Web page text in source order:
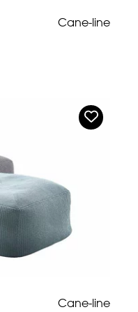
Cane-line
Cane-line